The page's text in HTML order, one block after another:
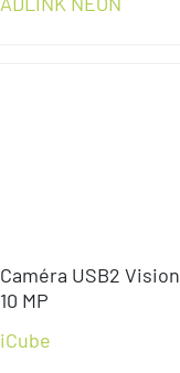
Caméra USB2 Vision
10 MP
iCube